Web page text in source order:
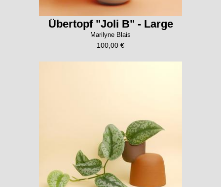
Übertopf "Joli B" - Large
Marilyne Blais
100,00 €